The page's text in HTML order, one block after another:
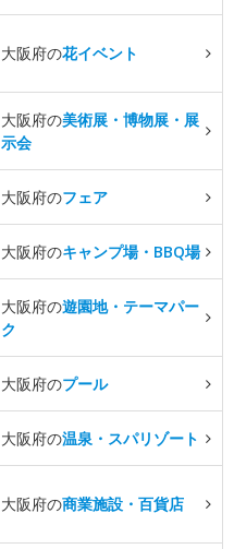
大阪府の花イベント
大阪府の美術展・博物展・展
示会
大阪府のフェア
大阪府のキャンプ場・BBQ場
大阪府の遊園地・テーマパー
ク
大阪府のプール
大阪府の温泉・スパリゾート
大阪府の商業施設・百貨店